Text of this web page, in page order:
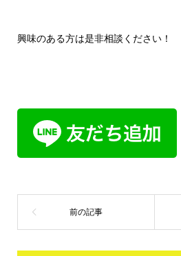
興味のある方は是非相談ください！